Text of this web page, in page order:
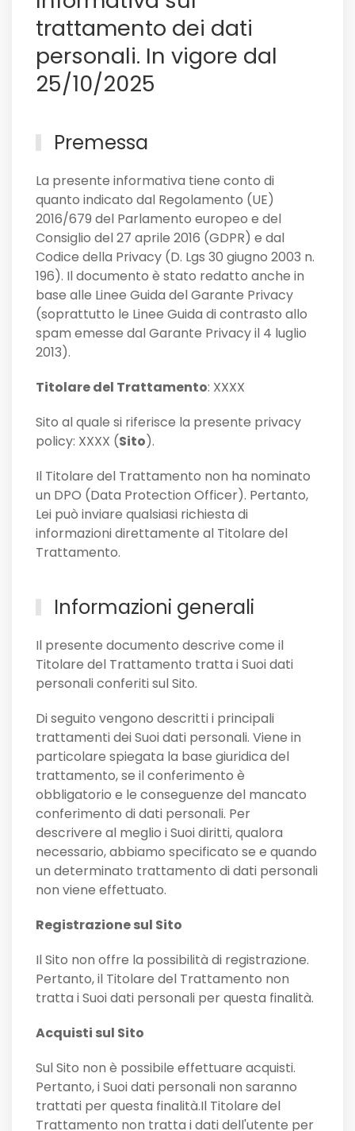
trattamento dei dati
personali. In vigore dal
25/10/2025
Premessa
La presente informativa tiene conto di
quanto indicato dal Regolamento (UE)
2016/679 del Parlamento europeo e del
Consiglio del 27 aprile 2016 (GDPR) e dal
Codice della Privacy (D. Lgs 30 giugno 2003 n.
196). Il documento è stato redatto anche in
base alle Linee Guida del Garante Privacy
(soprattutto le Linee Guida di contrasto allo
spam emesse dal Garante Privacy il 4 luglio
2013).
Titolare del Trattamento: XXXX
Sito al quale si riferisce la presente privacy
policy: XXXX (Sito).
Il Titolare del Trattamento non ha nominato
un DPO (Data Protection Officer). Pertanto,
Lei può inviare qualsiasi richiesta di
informazioni direttamente al Titolare del
Trattamento.
Informazioni generali
Il presente documento descrive come il
Titolare del Trattamento tratta i Suoi dati
personali conferiti sul Sito.
Di seguito vengono descritti i principali
trattamenti dei Suoi dati personali. Viene in
particolare spiegata la base giuridica del
trattamento, se il conferimento è
obbligatorio e le conseguenze del mancato
conferimento di dati personali. Per
descrivere al meglio i Suoi diritti, qualora
necessario, abbiamo specificato se e quando
un determinato trattamento di dati personali
non viene effettuato.
Registrazione sul Sito
Il Sito non offre la possibilità di registrazione.
Pertanto, il Titolare del Trattamento non
tratta i Suoi dati personali per questa finalità.
Acquisti sul Sito
Sul Sito non è possibile effettuare acquisti.
Pertanto, i Suoi dati personali non saranno
trattati per questa finalità.Il Titolare del
Trattamento non tratta i dati dell'utente per